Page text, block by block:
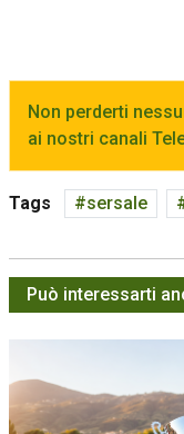
Non perderti
ai nostri canali
Tags sersale
Può interessarti